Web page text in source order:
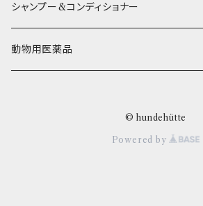
シャンプー&コンディショナー
動物用医薬品
© hundehütte
Powered by